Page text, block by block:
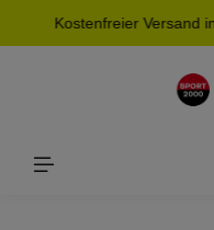
springen
Kostenfreier Versand